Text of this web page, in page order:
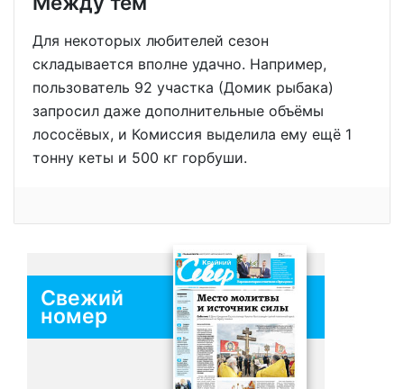
Для некоторых любителей сезон
складывается вполне удачно. Например,
пользователь 92 участка (Домик рыбака)
запросил даже дополнительные объёмы
лососёвых, и Комиссия выделила ему ещё 1
тонну кеты и 500 кг горбуши.
Свежий
номер